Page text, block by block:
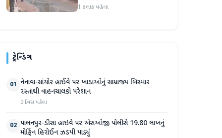
આકરા પાણીએ
1 કલાક પહેલા
ટ્રેન્ડિંગ
01 નેનાવા-સાંચોર હાઈવે પર ખાડાઓનું સામ્રાજ્ય બિસ્માર
રસ્તાથી વાહનચાલકો પરેશાન
2 દિવસ પહેલા
02 પાલનપુર-ડીસા હાઇવે પર એસઓજી પોલીસે 19.80 લાખનું
મોર્ફિન હિરોઈન ઝડપી પાડ્યું